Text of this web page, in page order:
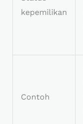
kepemilikan
Contoh